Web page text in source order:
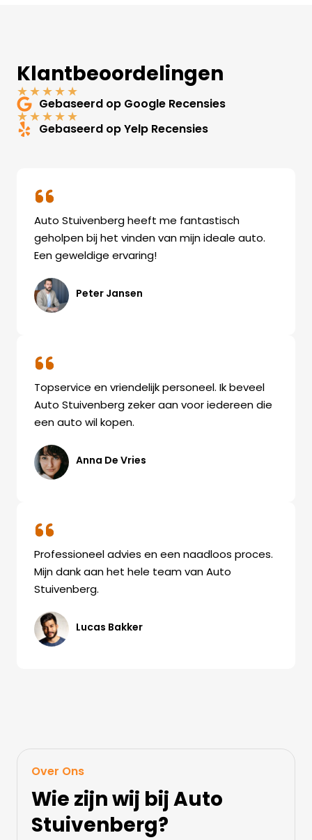
Klantbeoordelingen
★★★★★
Gebaseerd op Google Recensies
★★★★★
Gebaseerd op Yelp Recensies
Auto Stuivenberg heeft me fantastisch
geholpen bij het vinden van mijn ideale auto.
Een geweldige ervaring!
Peter Jansen
Topservice en vriendelijk personeel. Ik beveel
Auto Stuivenberg zeker aan voor iedereen die
een auto wil kopen.
Anna De Vries
Professioneel advies en een naadloos proces.
Mijn dank aan het hele team van Auto
Stuivenberg.
Lucas Bakker
Over Ons
Wie zijn wij bij Auto
Stuivenberg?